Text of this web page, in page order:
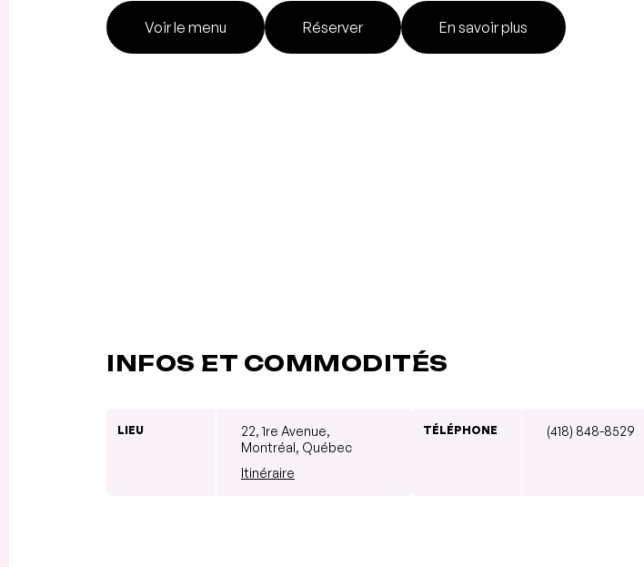
Voir le menu Réserver En savoir plus
INFOS ET COMMODITÉS
LIEU
22, 1re Avenue,
Montréal, Québec
Itinéraire
TÉLÉPHONE (418) 848-8529